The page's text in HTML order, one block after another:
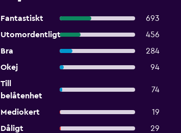
Fantastiskt
693
Utomordentligt
456
Bra
284
Okej
94
Till
belåtenhet
74
Mediokert
19
Dåligt
29